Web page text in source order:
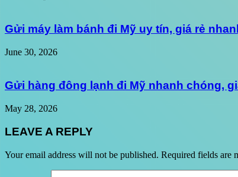
Gửi máy làm bánh đi Mỹ uy tín, giá rẻ
June 30, 2026
Gửi hàng đông lạnh đi Mỹ nhanh chóng,
May 28, 2026
LEAVE A REPLY
Your email address will not be published. Required fields are